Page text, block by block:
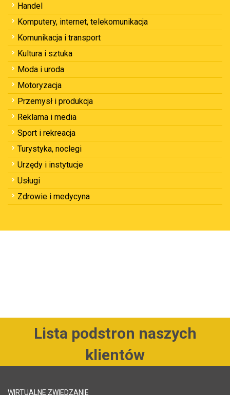
Handel
Komputery, internet, telekomunikacja
Komunikacja i transport
Kultura i sztuka
Moda i uroda
Motoryzacja
Przemysł i produkcja
Reklama i media
Sport i rekreacja
Turystyka, noclegi
Urzędy i instytucje
Usługi
Zdrowie i medycyna
Lista podstron naszych
klientów
WIRTUALNE ZWIEDZANIE